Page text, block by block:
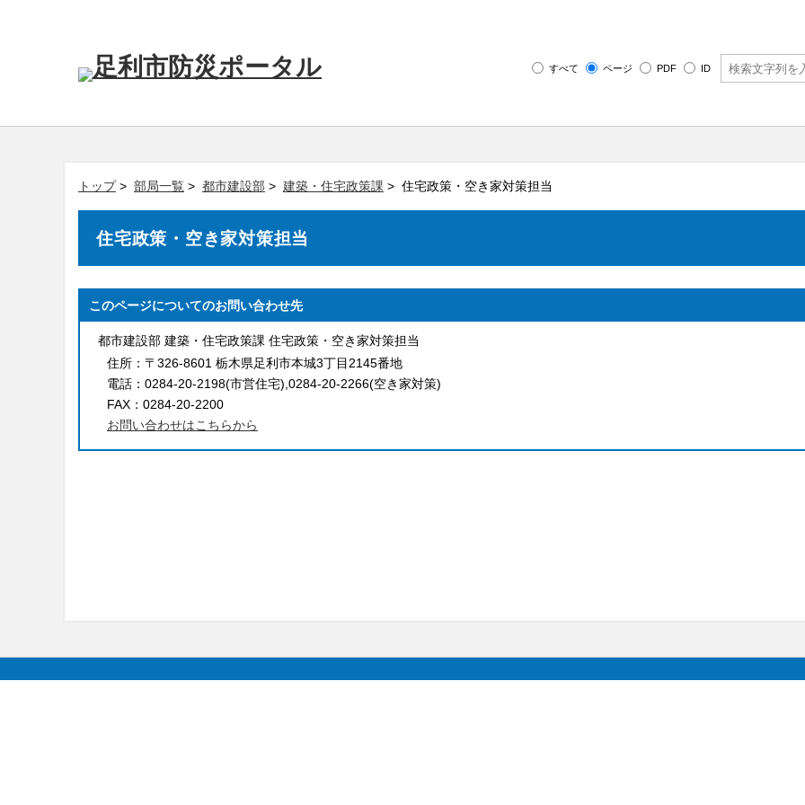
すべて ページ PDF ID
トップ> 部局一覧 > 都市建設部 > 建築・住宅政策課 > 住宅政策・空き家対策担当
住宅政策・空き家対策担当
このページについてのお問い合わせ先
都市建設部 建築・住宅政策課 住宅政策・空き家対策担当
住所： 〒326-8601 栃木県足利市本城3丁目2145番地
電話： 0284-20-2198(市営住宅),0284-20-2266(空き家対策)
FAX： 0284-20-2200
お問い合わせはこちらから